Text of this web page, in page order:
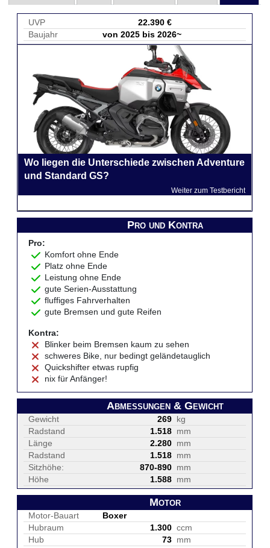
UVP
22.390 €
Baujahr
von 2025 bis 2026~
Wo liegen die Unterschiede zwischen Adventure
und Standard GS?
Weiter zum Testbericht
Pro und Kontra
Pro:
Komfort ohne Ende
Platz ohne Ende
Leistung ohne Ende
gute Serien-Ausstattung
fluffiges Fahrverhalten
gute Bremsen und gute Reifen
Kontra:
Blinker beim Bremsen kaum zu sehen
schweres Bike, nur bedingt geländetauglich
Quickshifter etwas rupfig
nix für Anfänger!
Abmessungen & Gewicht
Gewicht 269 kg
Radstand
1.518 mm
Länge
2.280 mm
Radstand
1.518 mm
Sitzhöhe:
870-890 mm
Höhe
1.588 mm
Motor
Motor-Bauart
Boxer
Hubraum
1.300 ccm
Hub
73 mm